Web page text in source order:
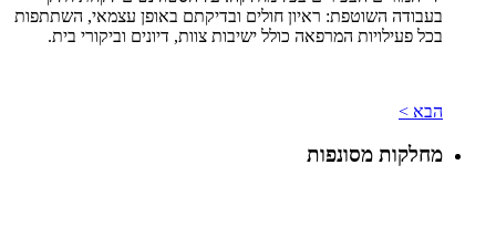
בעבודה השוטפת: ראיון חולים ובדיקתם באופן עצמאי, השתתפות
בכל פעילויות המרפאה כולל ישיבות צוות, דיונים וביקורי בית.
הבא >
מחלקות מסונפות